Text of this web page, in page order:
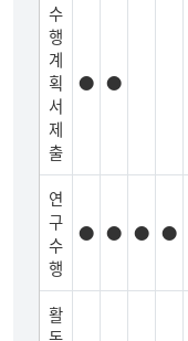
수
행
계
획
서
제
출
● ●
연
구
수
행
● ● ● ●
활